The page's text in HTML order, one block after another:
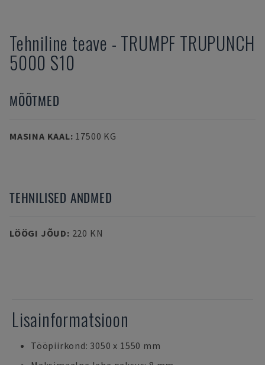
Tehniline teave - TRUMPF TRUPUNCH
5000 S10
MÕÕTMED
MASINA KAAL: 17500 KG
TEHNILISED ANDMED
LÖÖGI JÕUD: 220 KN
Lisainformatsioon
Tööpiirkond: 3050 x 1550 mm